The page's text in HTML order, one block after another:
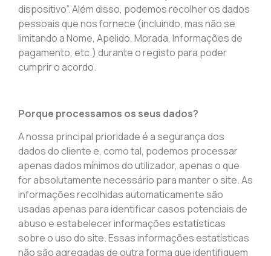
dispositivo”. Além disso, podemos recolher os dados
pessoais que nos fornece (incluindo, mas não se
limitando a Nome, Apelido, Morada, Informações de
pagamento, etc.) durante o registo para poder
cumprir o acordo.
Porque processamos os seus dados?
A nossa principal prioridade é a segurança dos
dados do cliente e, como tal, podemos processar
apenas dados mínimos do utilizador, apenas o que
for absolutamente necessário para manter o site. As
informações recolhidas automaticamente são
usadas apenas para identificar casos potenciais de
abuso e estabelecer informações estatísticas
sobre o uso do site. Essas informações estatísticas
não são agregadas de outra forma que identifiquem